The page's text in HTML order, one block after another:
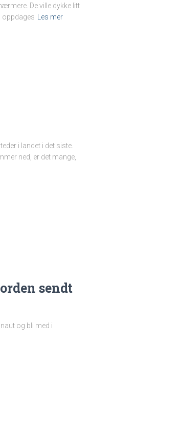
De ville dykke litt
oppdages
Les mer
i landet i det siste.
ned, er det mange,
sendt
og bli med i